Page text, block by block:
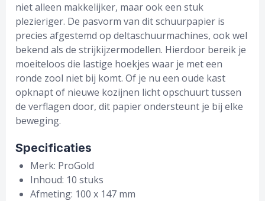
niet alleen makkelijker, maar ook een stuk
plezieriger. De pasvorm van dit schuurpapier is
precies afgestemd op deltaschuurmachines, ook wel
bekend als de strijkijzermodellen. Hierdoor bereik je
moeiteloos die lastige hoekjes waar je met een
ronde zool niet bij komt. Of je nu een oude kast
opknapt of nieuwe kozijnen licht opschuurt tussen
de verflagen door, dit papier ondersteunt je bij elke
beweging.
Specificaties
Merk: ProGold
Inhoud: 10 stuks
Afmeting: 100 x 147 mm